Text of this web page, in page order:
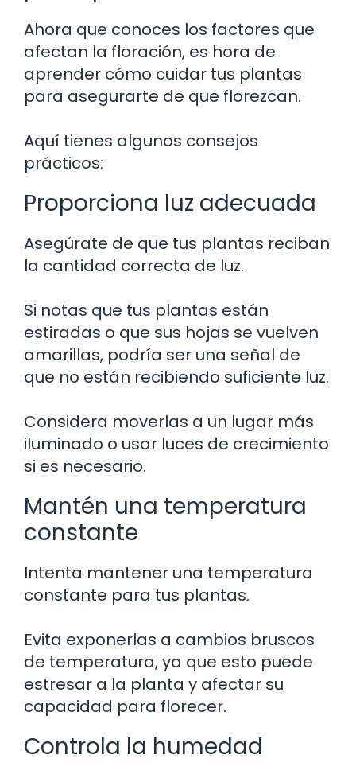
Ahora que conoces los factores que
afectan la floración, es hora de
aprender cómo cuidar tus plantas
para asegurarte de que florezcan.
Aquí tienes algunos consejos
prácticos:
Proporciona luz adecuada
Asegúrate de que tus plantas reciban
la cantidad correcta de luz.
Si notas que tus plantas están
estiradas o que sus hojas se vuelven
amarillas, podría ser una señal de
que no están recibiendo suficiente luz.
Considera moverlas a un lugar más
iluminado o usar luces de crecimiento
si es necesario.
Mantén una temperatura
constante
Intenta mantener una temperatura
constante para tus plantas.
Evita exponerlas a cambios bruscos
de temperatura, ya que esto puede
estresar a la planta y afectar su
capacidad para florecer.
Controla la humedad